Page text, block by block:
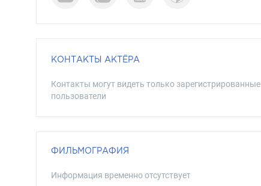
КОНТАКТЫ АКТЁРА
Контакты могут видеть только зарегистрированные
пользователи
ФИЛЬМОГРАФИЯ
Информация временно отсутствует